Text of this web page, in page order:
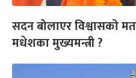
सदन बोलाएर विश्वासको
मधेशका मुख्यमन्त्री ?